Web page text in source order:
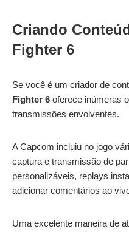
Criando
Fighter 6
Se você é um criador de
Fighter 6 oferece inúmeras
transmissões envolventes.
A Capcom incluiu no jogo
captura e transmissão de
personalizáveis, replays
adicionar comentários ao
Uma excelente maneira de